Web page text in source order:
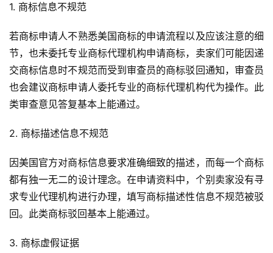
页
1. 商标信息不规范
若商标申请人不熟悉美国商标的申请流程以及应该注意的细
节，也未委托专业商标代理机构申请商标，卖家们可能因递
交商标信息时不规范而受到审查员的商标驳回通知，审查员
也会建议商标申请人委托专业的商标代理机构代为操作。此
类审查意见答复基本上能通过。
2. 商标描述信息不规范
因美国官方对商标信息要求准确细致的描述，而每一个商标
都有独一无二的设计理念。在申请资料中，个别卖家没有寻
求专业代理机构进行办理，填写商标描述性信息不规范被驳
回。此类商标驳回基本上能通过。
3. 商标虚假证据